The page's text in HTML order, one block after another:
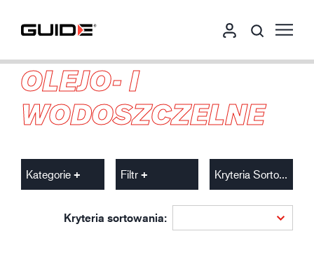
OLEJO- I
WODOSZCZELNE
Kategorie Filtr Kryteria Sortowania
Kryteria sortowania: